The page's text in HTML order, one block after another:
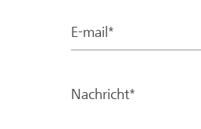
E-mail*
Nachricht*